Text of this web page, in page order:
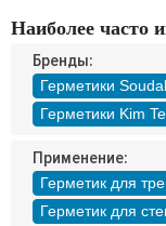
Наиболее часто
Бренды:
Герметики Soudal
Герметики Kim
Применение:
Герметик для
Герметик для